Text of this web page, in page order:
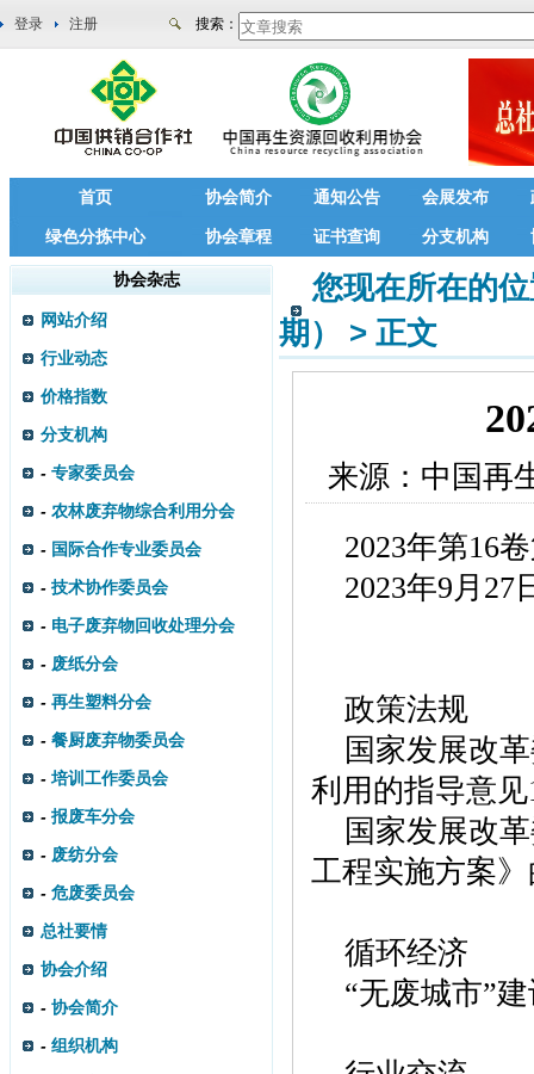
登录 注册 搜索：
首页 协会简介 通知公告 会展发布
绿色分拣中心 协会章程 证书查询 分支机构
协会杂志
网站介绍
行业动态
价格指数
分支机构
- 专家委员会
- 农林废弃物综合利用分会
- 国际合作专业委员会
- 技术协作委员会
- 电子废弃物回收处理分会
- 废纸分会
- 再生塑料分会
- 餐厨废弃物委员会
-培训工作委员会
- 报废车分会
- 废纺分会
- 危废委员会
总社要情
协会介绍
- 协会简介
- 组织机构
您现在所在的
期） > 正文
来源： 中国再
2023年第16
2023年9月 27
政策法规
国家发展改
利用的指导意见
国家发展改
工程实施方案
循环经济
“无废城市”